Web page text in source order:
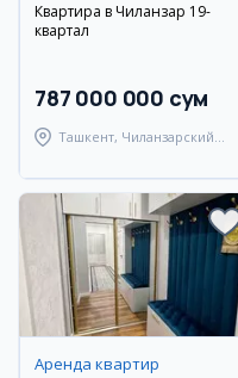
Квартира в Чиланзар 19-
квартал
787 000 000 сум
Ташкент, Чиланзарский
Аренда квартир